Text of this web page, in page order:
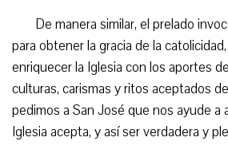
De manera similar, el prelado
para obtener la gracia de la
enriquecer la Iglesia con los aportes
culturas, carismas y ritos aceptados
pedimos a San José que nos ayude a
Iglesia acepta, y así ser verdadera y